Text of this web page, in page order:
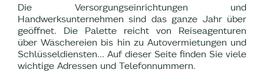
Die Versorgungseinrichtungen und
Handwerksunternehmen sind das ganze Jahr über
geöffnet. Die Palette reicht von Reiseagenturen
über Wäschereien bis hin zu Autovermietungen und
Schlüsseldiensten... Auf dieser Seite finden Sie viele
wichtige Adressen und Telefonnummern.